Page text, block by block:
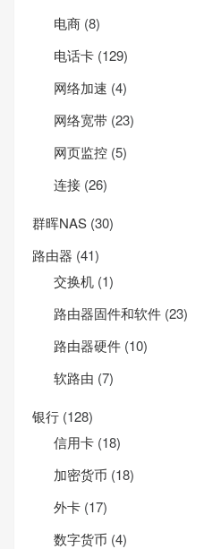
电商 (8)
电话卡 (129)
网络加速 (4)
网络宽带 (23)
网页监控 (5)
连接 (26)
群晖NAS (30)
路由器 (41)
交换机 (1)
路由器固件和软件 (23)
路由器硬件 (10)
软路由 (7)
银行 (128)
信用卡 (18)
加密货币 (18)
外卡 (17)
数字货币 (4)